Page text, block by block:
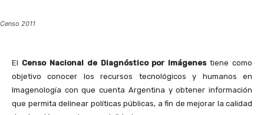
Censo 2011
El Censo Nacional de Diagnóstico por Imágenestiene como
objetivo conocer los recursos tecnológicos y humanos en
Imagenología con que cuenta Argentina y obtener información
que permita delinear políticas públicas, a fin de mejorar la calidad